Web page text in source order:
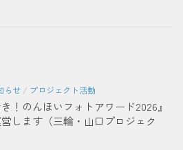
らせ / プロジェクト活動
き！のんほいフォトアワード2026』
します（三輪・山口プロジェク